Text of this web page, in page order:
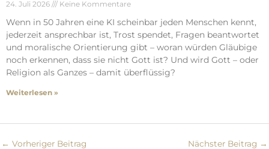
24. Juli 2026 Keine Kommentare
Wenn in 50 Jahren eine KI scheinbar jeden Menschen kennt,
jederzeit ansprechbar ist, Trost spendet, Fragen beantwortet
und moralische Orientierung gibt – woran würden Gläubige
noch erkennen, dass sie nicht Gott ist? Und wird Gott – oder
Religion als Ganzes – damit überflüssig?
Weiterlesen »
← Vorheriger Beitrag Nächster Beitrag →